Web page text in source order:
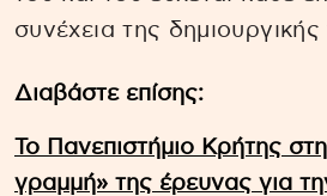
συνέχεια της
Διαβάστε επίσης:
Το Πανεπιστήμιο Κρήτης
γραμμή» της έρευνας για